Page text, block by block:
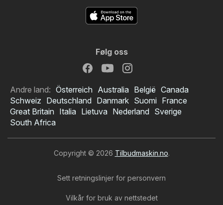
Følg oss
Andre land: Österreich Australia België Canada
Schweiz Deutschland Danmark Suomi France
Great Britain Italia Lietuva Nederland Sverige
South Africa
Copyright © 2026 Tilbudmaskin.no.
Sett retningslinjer for personvern
Vilkår for bruk av nettstedet